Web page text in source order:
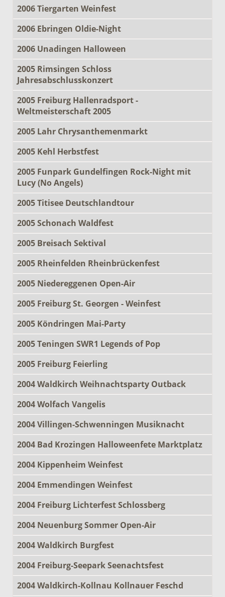
2006 Tiergarten Weinfest
2006 Ebringen Oldie-Night
2006 Unadingen Halloween
2005 Rimsingen Schloss
Jahresabschlusskonzert
2005 Freiburg Hallenradsport -
Weltmeisterschaft 2005
2005 Lahr Chrysanthemenmarkt
2005 Kehl Herbstfest
2005 Funpark Gundelfingen Rock-Night mit
Lucy (No Angels)
2005 Titisee Deutschlandtour
2005 Schonach Waldfest
2005 Breisach Sektival
2005 Rheinfelden Rheinbrückenfest
2005 Niedereggenen Open-Air
2005 Freiburg St. Georgen - Weinfest
2005 Köndringen Mai-Party
2005 Teningen SWR1 Legends of Pop
2005 Freiburg Feierling
2004 Waldkirch Weihnachtsparty Outback
2004 Wolfach Vangelis
2004 Villingen-Schwenningen Musiknacht
2004 Bad Krozingen Halloweenfete Marktplatz
2004 Kippenheim Weinfest
2004 Emmendingen Weinfest
2004 Freiburg Lichterfest Schlossberg
2004 Neuenburg Sommer Open-Air
2004 Waldkirch Burgfest
2004 Freiburg-Seepark Seenachtsfest
2004 Waldkirch-Kollnau Kollnauer Feschd